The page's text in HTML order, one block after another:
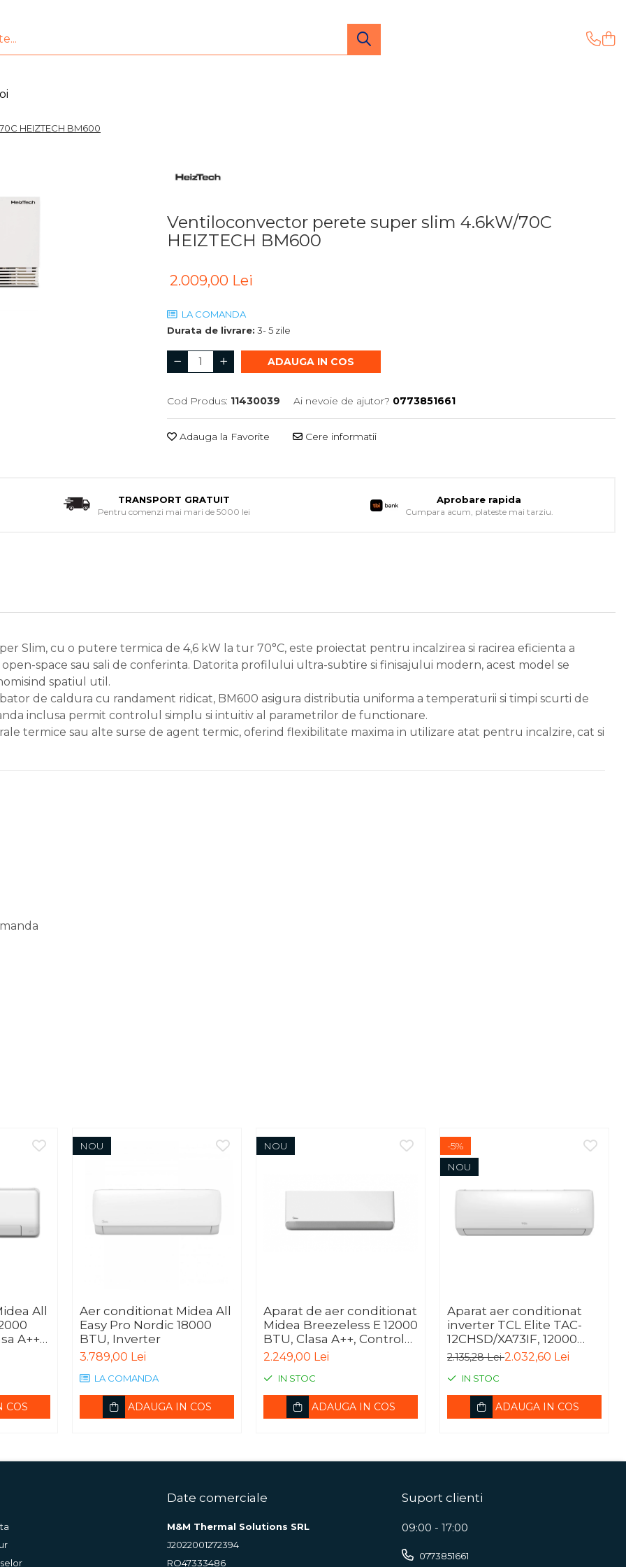
HEIZTECH BM600
Ventiloconvector perete super slim 4.6kW/70C
HEIZTECH BM600
2.009,00 Lei
LA COMANDA
Durata de livrare: 3- 5 zile
ADAUGA IN COS
Cod Produs: 11430039 Ai nevoie de ajutor? 0773851661
Adauga la Favorite Cere informatii
TRANSPORT GRATUIT
Pentru comenzi mai mari de 5000 lei
Aprobare rapida
Cumpara acum, plateste mai tarziu.
Slim, cu o putere termica de 4,6 kW la tur 70°C, este proiectat pentru incalzirea si racirea eficienta a
space sau sali de conferinta. Datorita profilului ultra-subtire si finisajului modern, acest model se
spatiul util.
de caldura cu randament ridicat, BM600 asigura distributia uniforma a temperaturii si timpi scurti de
inclusa permit controlul simplu si intuitiv al parametrilor de functionare.
termice sau alte surse de agent termic, oferind flexibilitate maxima in utilizare atat pentru incalzire, cat si
All
A+++,
mode,
COS
NOU
Aer conditionat Midea All
Easy Pro Nordic 18000
BTU, Inverter
3.789,00 Lei
LA COMANDA
ADAUGA IN COS
NOU
Aparat de aer conditionat
Midea Breezeless E 12000
BTU, Clasa A++, Control
Wi-fi (Alb), CB1-12HRFN8-
I(R)/CB1-12HFNX-O(R)
2.249,00 Lei
IN STOC
ADAUGA IN COS
-5%
NOU
Aparat aer conditionat
inverter TCL Elite TAC-
12CHSD/XA73IF, 12000
BTU, A++/A+++, I Feel,
Autodiagnosticare, Alb
2.135,28 Lei2.032,60 Lei
IN STOC
ADAUGA IN COS
Date comerciale
M&M Thermal Solutions SRL
J2022001272394
RO47333486
Suport clienti
09:00 - 17:00
0773851661